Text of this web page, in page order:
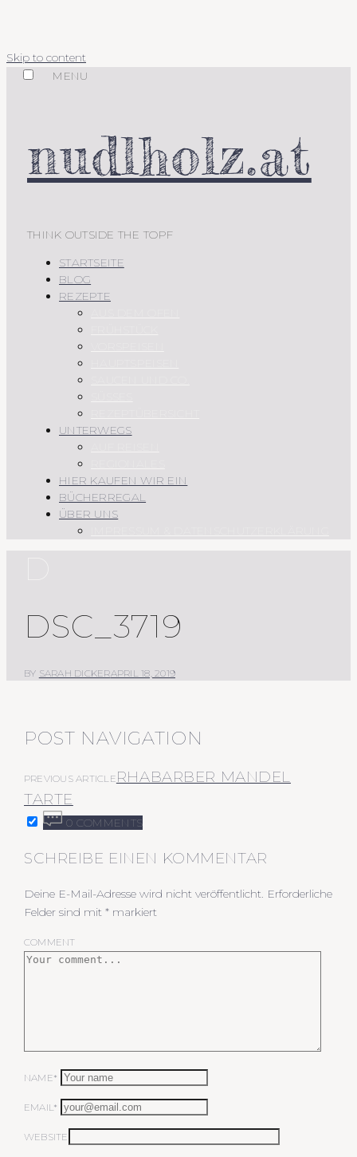
Skip to content
MENU
nudlholz.at
THINK OUTSIDE THE TOPF
STARTSEITE
BLOG
REZEPTE
UNTERWEGS
HIER KAUFEN WIR EIN
BÜCHERREGAL
ÜBER UNS
DSC_3719
BY SARAH DICKERAPRIL 18, 2019
POST NAVIGATION
PREVIOUS ARTICLE RHABARBER MANDEL
TARTE
0 COMMENTS
SCHREIBE EINEN KOMMENTAR
Deine E-Mail-Adresse wird nicht veröffentlicht. Erforderliche
Felder sind mit * markiert
COMMENT
NAME*
EMAIL*
WEBSITE